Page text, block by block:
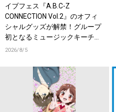
イブフェス『A.B.C-Z
CONNECTION Vol.2』のオフィ
シャルグッズが解禁！グループ
初となるミュージックキーチェ
ーンが登場！
2026/8/5